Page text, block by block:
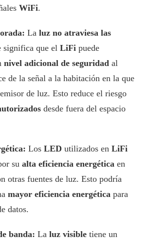
WiFi.
La luz no atraviesa las
significa que el LiFi puede
nivel adicional de seguridad al
de la señal a la habitación en la que
de luz. Esto reduce el riesgo
desde fuera del espacio
Los LED utilizados en LiFi
su alta eficiencia energética en
otras fuentes de luz. Esto podría
mayor eficiencia energética para
datos.
banda: La luz visible tiene un